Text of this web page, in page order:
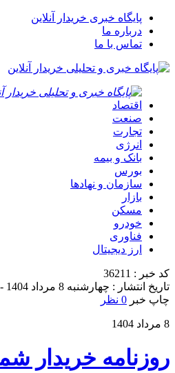
پایگاه خبری خریدار آنلاین
درباره ما
تماس با ما
اقتصاد
صنعت
تجارت
انرژی
بانک و بیمه
بورس
سازمان و نهادها
بازار
مسکن
خودرو
فناوری
ارز دیجیتال
کد خبر : 36211
تاریخ انتشار : چهارشنبه 8 مرداد 1404 - 10:07
چاپ خبر 0 نظر
8 مرداد 1404
روزنامه خریدار شماره